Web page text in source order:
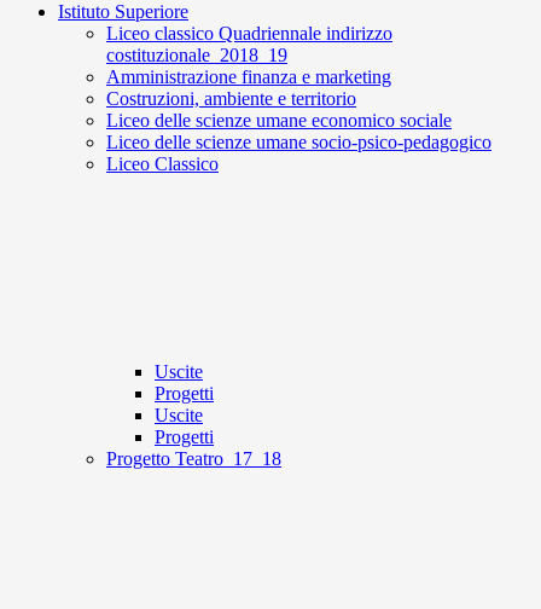
Istituto Superiore
Liceo classico Quadriennale indirizzo
costituzionale_2018_19
Amministrazione finanza e marketing
Costruzioni, ambiente e territorio
Liceo delle scienze umane economico sociale
Liceo delle scienze umane socio-psico-pedagogico
Liceo Classico
Uscite
Progetti
Uscite
Progetti
Progetto Teatro_17_18